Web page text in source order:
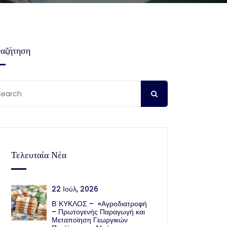
Τελευταία Νέα
22 Ιούλ, 2026
Β΄ΚΥΚΛΟΣ – «Αγροδιατροφή
– Πρωτογενής Παραγωγή και
Μεταποίηση Γεωργικών